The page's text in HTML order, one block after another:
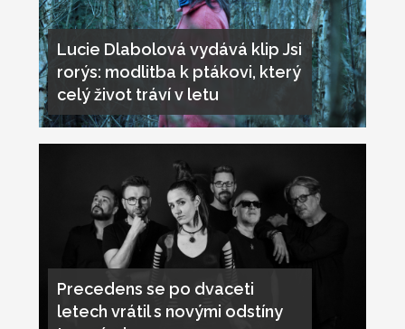
Lucie Dlabolová vydává klip Jsi
rorýs: modlitba k ptákovi, který
celý život tráví v letu
Precedens se po dvaceti
letech vrátil s novými odstíny